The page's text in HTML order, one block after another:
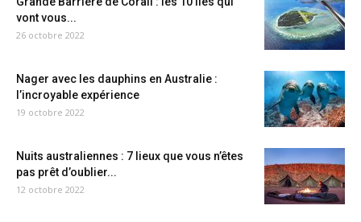
vont vous...
26 octobre 2022
Nager avec les dauphins en Australie :
l’incroyable expérience
19 octobre 2022
Nuits australiennes : 7 lieux que vous n’êtes
pas prêt d’oublier...
12 octobre 2022